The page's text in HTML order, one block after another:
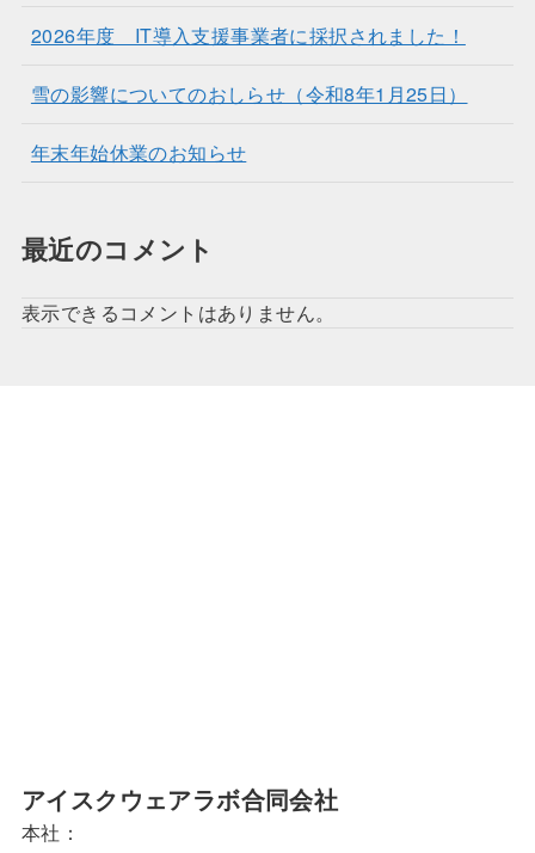
2026年度 IT導入支援事業者に採択されました！
雪の影響についてのおしらせ（令和8年1月25日）
年末年始休業のお知らせ
最近のコメント
表示できるコメントはありません。
アイスクウェアラボ合同会社
本社：